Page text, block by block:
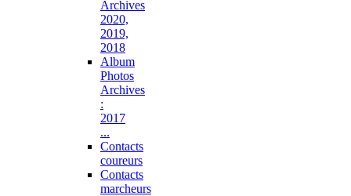
Archives
2020,
2019,
2018
Album
Photos
Archives
:
2017
...
Contacts
coureurs
Contacts
marcheurs